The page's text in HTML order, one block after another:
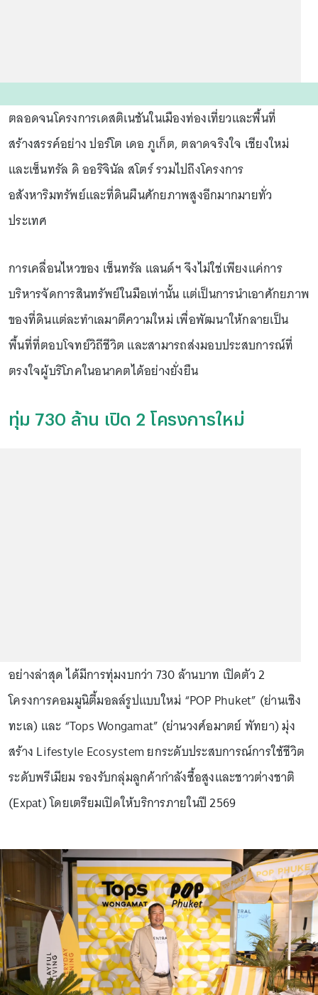
ตลอดจนโครงการเดสติเนชันในเมืองท่องเที่ยวและพื้นที่
สร้างสรรค์อย่าง ปอร์โต เดอ ภูเก็ต, ตลาดจริงใจ เชียงใหม่
และเซ็นทรัล ดิ ออริจินัล สโตร์ รวมไปถึงโครงการ
อสังหาริมทรัพย์และที่ดินผืนศักยภาพสูงอีกมากมายทั่ว
ประเทศ
การเคลื่อนไหวของ เซ็นทรัล แลนด์ฯ จึงไม่ใช่เพียงแค่การ
บริหารจัดการสินทรัพย์ในมือเท่านั้น แต่เป็นการนำเอาศักยภาพ
ของที่ดินแต่ละทำเลมาตีความใหม่ เพื่อพัฒนาให้กลายเป็น
พื้นที่ที่ตอบโจทย์วิถีชีวิต และสามารถส่งมอบประสบการณ์ที่
ตรงใจผู้บริโภคในอนาคตได้อย่างยั่งยืน
ทุ่ม 730 ล้าน เปิด 2 โครงการใหม่
อย่างล่าสุด ได้มีการทุ่มงบกว่า 730 ล้านบาท เปิดตัว 2
โครงการคอมมูนิตี้มอลล์รูปแบบใหม่ “POP Phuket” (ย่านเชิง
ทะเล) และ “Tops Wongamat” (ย่านวงศ์อมาตย์ พัทยา) มุ่ง
สร้าง Lifestyle Ecosystem ยกระดับประสบการณ์การใช้ชีวิต
ระดับพรีเมียม รองรับกลุ่มลูกค้ากำลังซื้อสูงและชาวต่างชาติ
(Expat) โดยเตรียมเปิดให้บริการภายในปี 2569